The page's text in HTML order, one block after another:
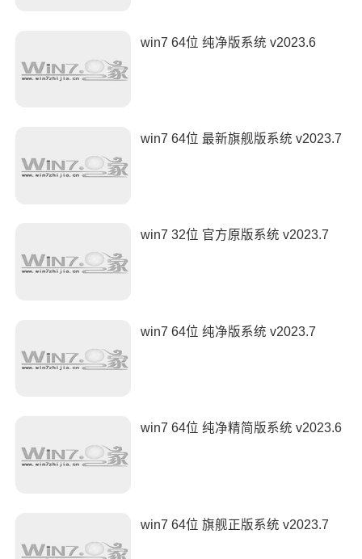
win7 64位 纯净版系统 v2023.6
win7 64位 最新旗舰版系统 v2023.7
win7 32位 官方原版系统 v2023.7
win7 64位 纯净版系统 v2023.7
win7 64位 纯净精简版系统 v2023.6
win7 64位 旗舰正版系统 v2023.7